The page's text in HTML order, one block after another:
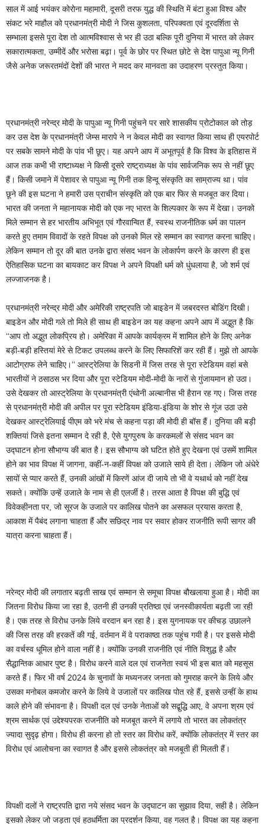
साल में आई भयंकर कोरोना महामारी, दूसरी तरफ युद्ध की स्थिति में बंटा हुआ विश्व और
संकट भरे माहौल को प्रधानमंत्री मोदी ने जिस कुशलता, परिपक्वता एवं दूरदर्शिता से
सम्भाला इससे पूरा देश तो आत्मविश्वास से भर ही उठा बल्कि पूरी दुनिया में भारत को लेकर
सकारात्मकता, उम्मीदें और भरोसा बढ़ा। पूर्व के छोर पर स्थित छोटे से देश पापुआ न्यू गिनी
जैसे अनेक जरूरतमंदों देशों की भारत ने मदद कर मानवता का उदाहरण प्रस्तुत किया।
प्रधानमंत्री नरेन्द्र मोदी के पापुआ न्यू गिनी पहुंचने पर सारे शासकीय प्रोटोकाल को तोड़
कर उस देश के प्रधानमंत्री जेम्स मारापे ने न केवल मोदी का स्वागत किया साथ ही एयरपोर्ट
पर सबके सामने मोदी के पांव भी छूए। यह अपने आप में अभूतपूर्व है कि विश्व के इतिहास में
आज तक कभी भी राष्टाध्यक्ष ने किसी दूसरे राष्ट्राध्यक्ष के पांव सार्वजनिक रूप से नहीं छूए
हैं। किसी जमाने में पेशावर से पापुआ न्यू गिनी तक हिन्दू संस्कृति का साम्राज्य था। पांव
छूने की इस घटना ने हमारी उस प्राचीन संस्कृति को एक बार फिर से मजबूत कर दिया।
भारत की जनता ने महानायक मोदी को एक नए भारत के शिल्पकार के रूप में देखा। उनको
मिले सम्मान से हर भारतीय अभिभूत एवं गौरवान्वित हैं, स्वस्थ राजनीतिक धर्म का पालन
करते हुए तमाम विवादों के रहते विपक्ष को उनको मिल रहे सम्मान का स्वागत करना चाहिए।
लेकिन सम्मान तो दूर की बात उनके द्वारा संसद भवन के लोकार्पण करने के कारण ही इस
ऐतिहासिक घटना का बायकाट कर विपक्ष ने अपने विपक्षी धर्म को धुंधलाया है, जो शर्म एवं
लज्जाजनक है।
प्रधानमंत्री नरेन्द्र मोदी और अमेरिकी राष्ट्रपति जो बाइडेन में जबरदस्त बोडिंग दिखी।
बाइडेन और मोदी गले तो मिले ही साथ ही बाइडेन का यह कहना अपने आप में अद्भुत है कि
‘‘आप तो अद्भुत लोकप्रिय हो। अमेरिका में आपके कार्यक्रम में शामिल होने के लिए अनेक
बड़ी-बड़ी हस्तियां मेरे से टिकट उपलब्ध करने के लिए सिफारिशें कर रही हैं। मुझे तो आपके
आटोग्राफ लेने चाहिए।’’ आस्ट्रेलिया के सिडनी में जिस तरह से पूरा स्टेडियम वहां बसे
भारतीयों ने ठसाठस भर दिया और पूरा स्टेडियम मोदी-मोदी के नारों से गुंजायमान हो उठा।
उसे देखकर तो आस्ट्रेलिया के प्रधानमंत्री एंथोनी अल्बानीस भी हैरान रह गए। जिस तरह
से प्रधानमंत्री मोदी की अपील पर पूरा स्टेडियम इंडिया-इंडिया के शोर से गूंज उठा उसे
देखकर आस्ट्रेलियाई पीएम को भरे मंच से कहना पड़ा की मोदी ही बॉस हैं। दुनिया की बड़ी
शक्तियां जिसे इतना सम्मान दे रही है, ऐसे युगपुरुष के करकमलों से संसद भवन का
उद्घाटन होना सौभाग्य की बात है। इस सौभाग्य को घटित होते हुए देखना एवं उसमें शामिल
होने का भाव विपक्ष में जागना, कहीं-न-कहीं विपक्ष को उजाले साये ही देता। लेकिन जो अंधेरे
सायों से प्यार करते हैं, उनकी आंखों में किरणें आंज दी जाये तो भी वे यथार्थ को नहीं देख
सकते। क्योंकि उन्हें उजाले के नाम से ही एलर्जी है। तरस आता है विपक्ष की बुद्धि एवं
विवेकहीनता पर, जो सूरज के उजाले पर कालिख पोतने का असफल प्रयास करता है,
आकाश में पैबंद लगाना चाहता हैं और सछिद्र नाव पर सवार होकर राजनीति रूपी सागर की
यात्रा करना चाहता हैं।
नरेन्द्र मोदी की लगातार बढ़ती साख एवं सम्मान से समूचा विपक्ष बौखलाया हुआ है। मोदी का
जितना विरोध किया जा रहा है, उतनी ही उनकी प्रतिष्ठा एवं जनस्वीकार्यता बढ़ती जा रही
है। एक तरह से विरोध उनके लिये वरदान बन रहा है। इस युगनायक पर कीचड़ उछालने
की जिस तरह की हरकतें की गई, वर्तमान में वे पराकाष्ठा तक पहुंच गयी है। पर इससे मोदी
का वर्चस्व धूमिल होने वाला नहीं है। क्योंकि उनकी राजनीति एवं नीति विशुद्ध है और
सैद्धान्तिक आधार पुष्ट है। विरोध करने वाले दल एवं राजनेता स्वयं भी इस बात को महसूस
करते हैं। फिर भी वर्ष 2024 के चुनावों के मध्यनजर जनता को गुमराह करने के लिये और
उसका मनोबल कमजोर करने के लिये वे उजालों पर कालिख पोत रहे हैं, इससे उन्हीं के हाथ
काले होने की संभावना है। विपक्षी दल एवं उनके नेताओं को सद्बुद्धि आए, वे अपना श्रम एवं
श्रम सार्थक एवं उद्देश्यपरक राजनीति को मजबूत करने में लगाये तो भारत का लोकतंत्र
ज्यादा सुदृढ़ होगा। विरोध ही करना हो तो स्तर का विरोध करें, क्योंकि लोकतंत्र में स्तर का
विरोध एवं आलोचना का स्वागत है और इससे लोकतंत्र को मजबूती ही मिलती हैं।
विपक्षी दलों ने राष्ट्रपति द्वारा नये संसद भवन के उद्घाटन का सुझाव दिया, सही है। लेकिन
इसको लेकर जो जड़ता एवं हठधर्मिता का प्रदर्शन किया, वह गलत है। विपक्ष का यह कहना